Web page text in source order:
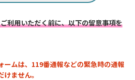
利用いただく前に、以下の留意事項を
ームは、119番通報などの緊急時の通報
ません。